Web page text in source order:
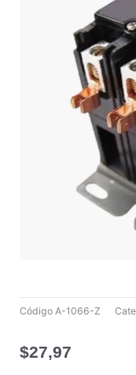
Código A-1066-Z
$27,97